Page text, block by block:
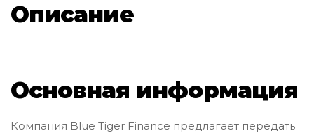
Описание
Основная информация
Компания Blue Tiger Finance предлагает передать